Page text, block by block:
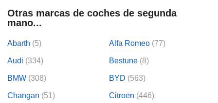
medición
contenido,
Otras marcas de coches de segunda
mano...
Abarth (5) Alfa Romeo (77)
Audi (334) Bestune (8)
BMW (308) BYD (563)
Changan (51) Citroen (446)